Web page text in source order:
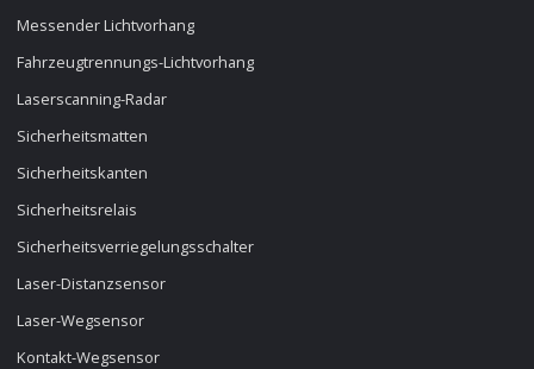
Messender Lichtvorhang
Fahrzeugtrennungs-Lichtvorhang
Laserscanning-Radar
Sicherheitsmatten
Sicherheitskanten
Sicherheitsrelais
Sicherheitsverriegelungsschalter
Laser-Distanzsensor
Laser-Wegsensor
Kontakt-Wegsensor